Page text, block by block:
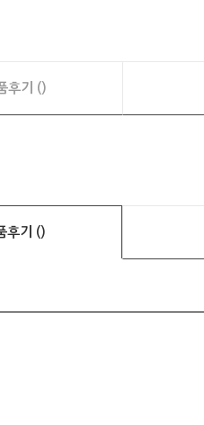
후기 ()
후기 ()